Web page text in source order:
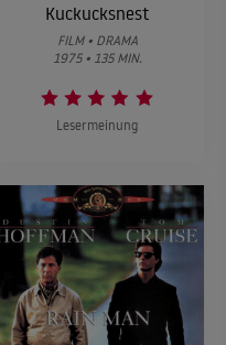
Kuckucksnest
FILM • DRAMA
1975 • 135 MIN.
Lesermeinung